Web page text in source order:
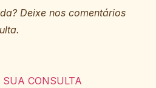
Deixe nos comentários
SUA CONSULTA